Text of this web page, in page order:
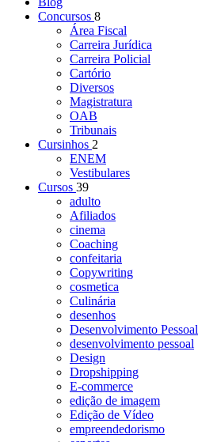
Concursos 8
Área Fiscal
Carreira Jurídica
Carreira Policial
Cartório
Diversos
Magistratura
OAB
Tribunais
Cursinhos 2
ENEM
Vestibulares
Cursos 39
adulto
Afiliados
cinema
Coaching
confeitaria
Copywriting
cosmetica
Culinária
desenhos
Desenvolvimento Pessoal
desenvolvimento pessoal
Design
Dropshipping
E-commerce
edição de imagem
Edição de Vídeo
empreendedorismo